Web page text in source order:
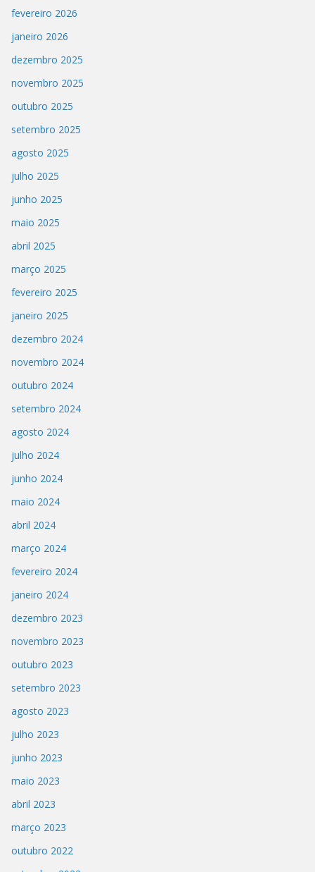
fevereiro 2026
janeiro 2026
dezembro 2025
novembro 2025
outubro 2025
setembro 2025
agosto 2025
julho 2025
junho 2025
maio 2025
abril 2025
março 2025
fevereiro 2025
janeiro 2025
dezembro 2024
novembro 2024
outubro 2024
setembro 2024
agosto 2024
julho 2024
junho 2024
maio 2024
abril 2024
março 2024
fevereiro 2024
janeiro 2024
dezembro 2023
novembro 2023
outubro 2023
setembro 2023
agosto 2023
julho 2023
junho 2023
maio 2023
abril 2023
março 2023
outubro 2022